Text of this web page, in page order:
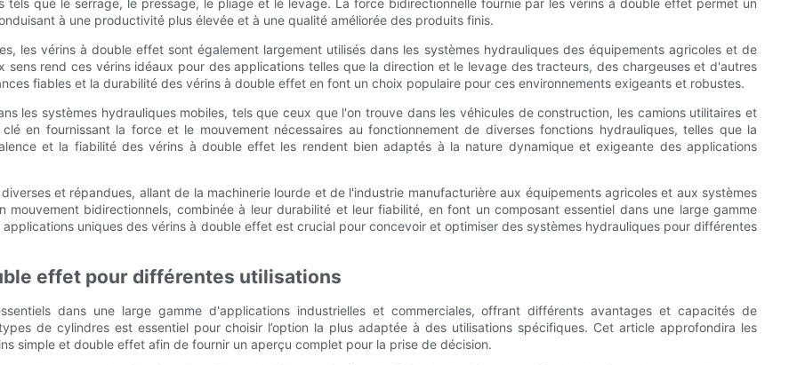
tels que le serrage, le pressage, le pliage et le levage. La force bidirectionnelle fournie par les vérins à double effet permet un
à une productivité plus élevée et à une qualité améliorée des produits finis.
les vérins à double effet sont également largement utilisés dans les systèmes hydrauliques des équipements agricoles et de
rend ces vérins idéaux pour des applications telles que la direction et le levage des tracteurs, des chargeuses et d'autres
fiables et la durabilité des vérins à double effet en font un choix populaire pour ces environnements exigeants et robustes.
les systèmes hydrauliques mobiles, tels que ceux que l'on trouve dans les véhicules de construction, les camions utilitaires et
en fournissant la force et le mouvement nécessaires au fonctionnement de diverses fonctions hydrauliques, telles que la
et la fiabilité des vérins à double effet les rendent bien adaptés à la nature dynamique et exigeante des applications
et répandues, allant de la machinerie lourde et de l'industrie manufacturière aux équipements agricoles et aux systèmes
bidirectionnels, combinée à leur durabilité et leur fiabilité, en font un composant essentiel dans une large gamme
uniques des vérins à double effet est crucial pour concevoir et optimiser des systèmes hydrauliques pour différentes
effet pour différentes utilisations
dans une large gamme d'applications industrielles et commerciales, offrant différents avantages et capacités de
de cylindres est essentiel pour choisir l’option la plus adaptée à des utilisations spécifiques. Cet article approfondira les
simple et double effet afin de fournir un aperçu complet pour la prise de décision.